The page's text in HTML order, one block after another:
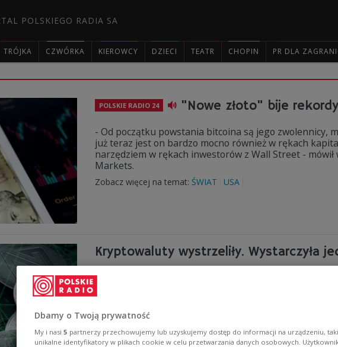
POLSKIEGO RADIA SA
TRÓJKA CZWÓRKA KIEROWCY DZIECI TEATR CHOPIN PR DLA
POLSKIE RADIO 24 "Nowe złoto" bije
- Od początku powstania bitcoina są jego zwolennicy,
już teraz jest on bardzo mocno również w rękach
narzędziem w rękach inwestorów z Wall Street -
Markets.
Zobacz więcej na temat: ŚWIAT USA
Kryptowaluty wystrzeliły. Wystarczyła
Gary Gensler, szef komisji papierów wartościowych
oznajmił, że odejdzie ze stanowiska. Efekt był
Dbamy o Twoją prywatność
My i nasi 5 partnerzy przechowujemy lub uzyskujemy dostęp do informacji na urządzeniu,
unikalne identyfikatory w plikach cookie w celu przetwarzania danych osobowych.